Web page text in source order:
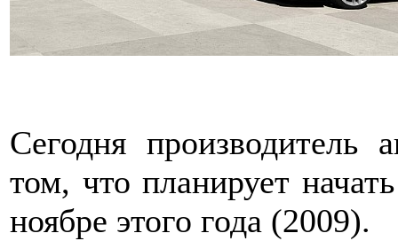
Сегодня производитель
том, что планирует
ноябре этого года (2009).